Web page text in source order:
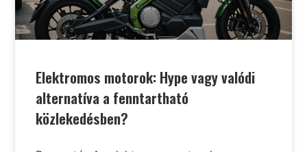
Elektromos motorok: Hype vagy valódi
alternatíva a fenntartható
közlekedésben?